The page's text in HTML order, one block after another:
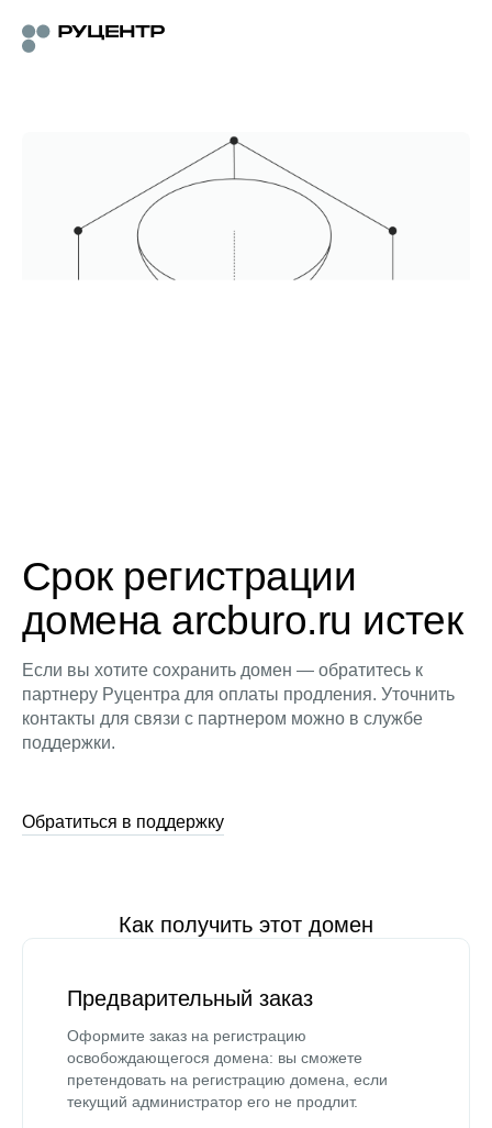
Срок регистрации
домена arcburo.ru истек
Если вы хотите сохранить домен — обратитесь к
партнеру Руцентра для оплаты продления. Уточнить
контакты для связи с партнером можно в службе
поддержки.
Обратиться в поддержку
Как получить этот домен
Предварительный заказ
Оформите заказ на регистрацию
освобождающегося домена: вы сможете
претендовать на регистрацию домена, если
текущий администратор его не продлит.